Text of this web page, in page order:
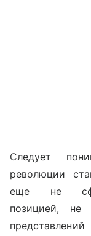
Следует
революции
еще не
позицией,